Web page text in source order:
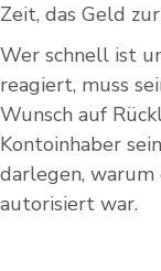
Zeit, das Geld
Wer schnell ist
reagiert, muss
Wunsch auf
Kontoinhaber
darlegen,
autorisiert war.